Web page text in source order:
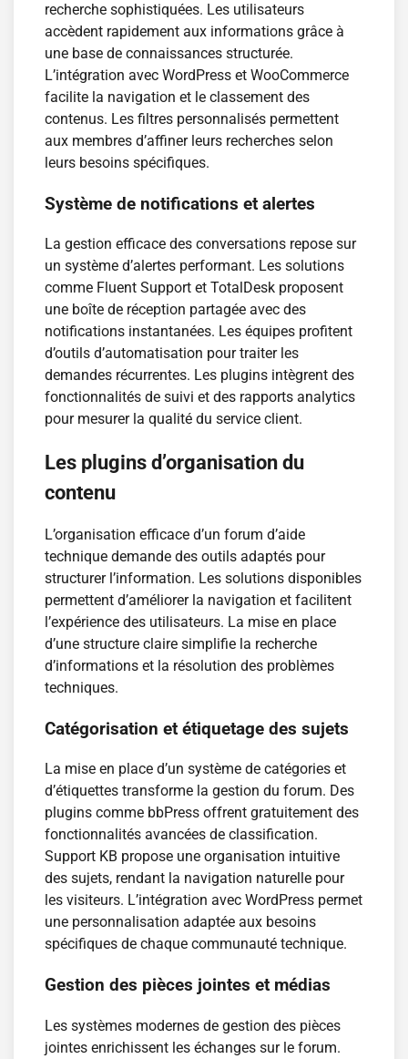
recherche sophistiquées. Les utilisateurs
accèdent rapidement aux informations grâce à
une base de connaissances structurée.
L’intégration avec WordPress et WooCommerce
facilite la navigation et le classement des
contenus. Les filtres personnalisés permettent
aux membres d’affiner leurs recherches selon
leurs besoins spécifiques.
Système de notifications et alertes
La gestion efficace des conversations repose sur
un système d’alertes performant. Les solutions
comme Fluent Support et TotalDesk proposent
une boîte de réception partagée avec des
notifications instantanées. Les équipes profitent
d’outils d’automatisation pour traiter les
demandes récurrentes. Les plugins intègrent des
fonctionnalités de suivi et des rapports analytics
pour mesurer la qualité du service client.
Les plugins d’organisation du
contenu
L’organisation efficace d’un forum d’aide
technique demande des outils adaptés pour
structurer l’information. Les solutions disponibles
permettent d’améliorer la navigation et facilitent
l’expérience des utilisateurs. La mise en place
d’une structure claire simplifie la recherche
d’informations et la résolution des problèmes
techniques.
Catégorisation et étiquetage des sujets
La mise en place d’un système de catégories et
d’étiquettes transforme la gestion du forum. Des
plugins comme bbPress offrent gratuitement des
fonctionnalités avancées de classification.
Support KB propose une organisation intuitive
des sujets, rendant la navigation naturelle pour
les visiteurs. L’intégration avec WordPress permet
une personnalisation adaptée aux besoins
spécifiques de chaque communauté technique.
Gestion des pièces jointes et médias
Les systèmes modernes de gestion des pièces
jointes enrichissent les échanges sur le forum.